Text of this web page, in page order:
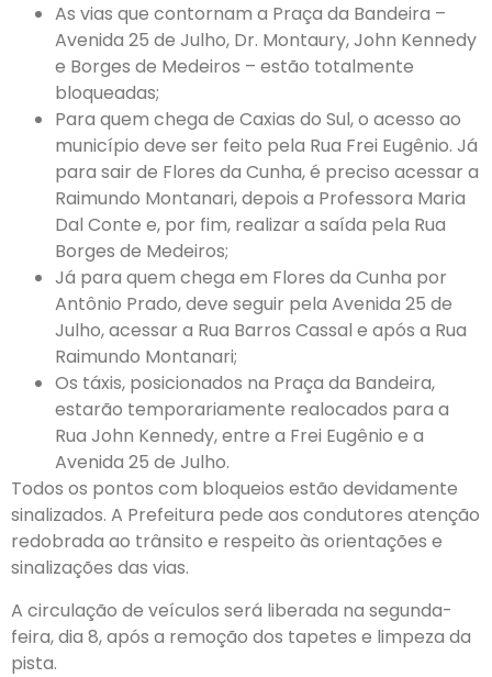
As vias que contornam a Praça da Bandeira –
Avenida 25 de Julho, Dr. Montaury, John Kennedy
e Borges de Medeiros – estão totalmente
bloqueadas;
Para quem chega de Caxias do Sul, o acesso ao
município deve ser feito pela Rua Frei Eugênio. Já
para sair de Flores da Cunha, é preciso acessar a
Raimundo Montanari, depois a Professora Maria
Dal Conte e, por fim, realizar a saída pela Rua
Borges de Medeiros;
Já para quem chega em Flores da Cunha por
Antônio Prado, deve seguir pela Avenida 25 de
Julho, acessar a Rua Barros Cassal e após a Rua
Raimundo Montanari;
Os táxis, posicionados na Praça da Bandeira,
estarão temporariamente realocados para a
Rua John Kennedy, entre a Frei Eugênio e a
Avenida 25 de Julho.
Todos os pontos com bloqueios estão devidamente
sinalizados. A Prefeitura pede aos condutores atenção
redobrada ao trânsito e respeito às orientações e
sinalizações das vias.
A circulação de veículos será liberada na segunda-
feira, dia 8, após a remoção dos tapetes e limpeza da
pista.